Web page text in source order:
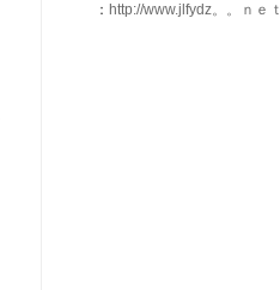
： http://www.jlfydz。。ｎｅｔ